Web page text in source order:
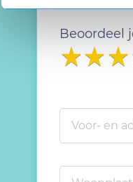
Beoordeel